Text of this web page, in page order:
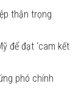
thận trọng
để đạt ‘cam kết
phó chính